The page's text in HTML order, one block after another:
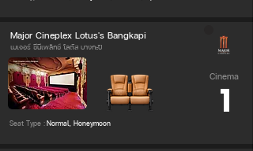
Major Cineplex Lotus's Bangkapi
เมเจอร์ ซีนีเพล็กซ์ โลตัส บางกะปิ
Cinema
1
Seat Type :Normal, Honeymoon